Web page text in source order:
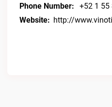
Phone Number:
+52 1 55
Website: http://